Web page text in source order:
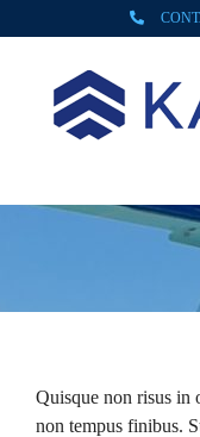
to
Quisque non risus in
non tempus finibus.